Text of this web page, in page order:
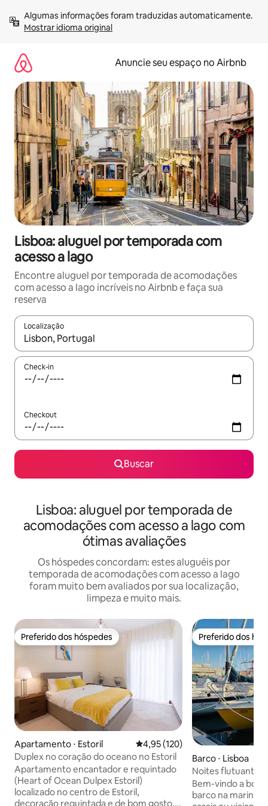
para
Mostrar idioma original
Anuncie seu espaço no Airbnb
Lisboa: aluguel por temporada com
acesso a lago
Encontre aluguel por temporada de acomodações
com acesso a lago incríveis no Airbnb e faça sua
reserva
Localização
Quando os resultados estiverem disponíveis, explore-os
Check-in
Checkout
Buscar
Lisboa: aluguel por temporada de
acomodações com acesso a lago com
ótimas avaliações
Os hóspedes concordam: estes aluguéis por
temporada de acomodações com acesso a lago
foram muito bem avaliados por sua localização,
limpeza e muito mais.
Preferido dos hóspedes
Preferido dos hóspedes
Apartamento ⋅ Estoril 4,95 de uma avaliação média de
4,95 (120)
Duplex no coração do oceano no Estoril
Apartamento encantador e requintado
(Heart of Ocean Dulpex Estoril)
localizado no centro de Estoril,
decoração requintada e de bom gosto,
Preferido dos
Preferido dos
Barco ⋅ Lisboa
Noites flutuantes
Bem-vindo a
barco na marina